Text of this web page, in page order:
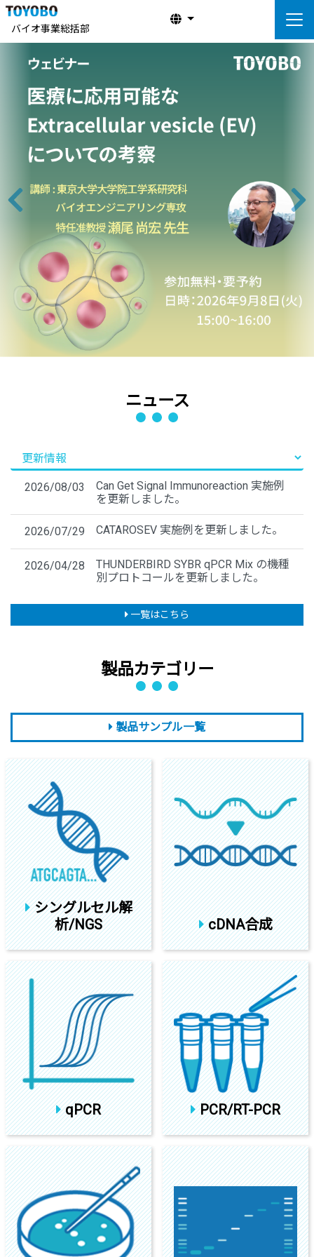
バイオ事業総括部
前へ 次
ニュース
2026/08/03
Can Get Signal Immunoreaction 実施例
を更新しました。
2026/07/29 CATAROSEV 実施例を更新しました。
2026/04/28
THUNDERBIRD SYBR qPCR Mix の機種
別プロトコールを更新しました。
一覧はこちら
製品カテゴリー
製品サンプル一覧
シングルセル解
析/NGS
cDNA合成
qPCR PCR/RT-PCR